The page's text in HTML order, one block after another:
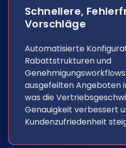
Schnellere,
Vorschläge
Automatisierte
Rabattstrukturen und
ausgefeilten Angeboten
was die
Genauigkeit verbessert
Kundenzufriedenheit